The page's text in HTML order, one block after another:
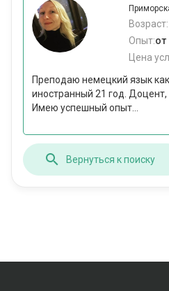
Возраст:
Опыт:от
Цена
Преподаю немецкий язык
иностранный 21 год. Доцент,
Имею успешный опыт...
Вернуться к поиску